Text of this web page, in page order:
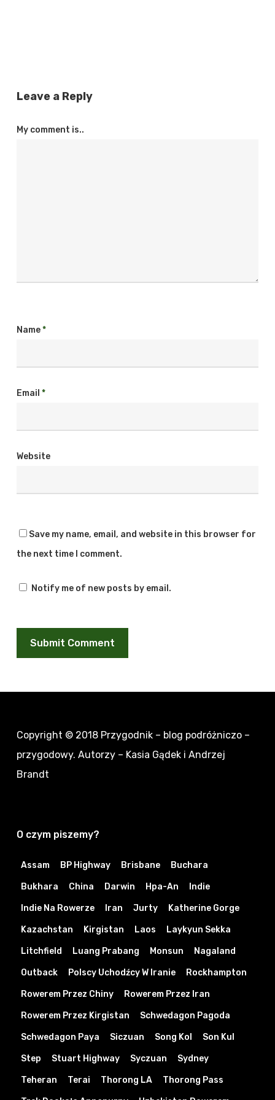
Leave a Reply
My comment is..
Name*
Email *
Website
Save my name, email, and website in this browser for
the next time I comment.
Notify me of new posts by email.
Copyright © 2018 Przygodnik – blog podróżniczo –
przygodowy. Autorzy – Kasia Gądek i Andrzej
Brandt
O czym piszemy?
Assam BP Highway Brisbane Buchara
Bukhara China Darwin Hpa-An Indie
Indie Na Rowerze Iran Jurty Katherine Gorge
Kazachstan Kirgistan Laos Laykyun Sekka
Litchfield Luang Prabang Monsun Nagaland
Outback Polscy Uchodźcy W Iranie Rockhampton
Rowerem Przez Chiny Rowerem Przez Iran
Rowerem Przez Kirgistan Schwedagon Pagoda
Schwedagon Paya Siczuan Song Kol Son Kul
Step Stuart Highway Syczuan Sydney
Teheran Terai Thorong LA Thorong Pass